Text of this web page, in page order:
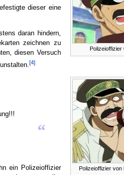
Polizeioffizier
dieser eine
daran hindern,
zeichnen zu
diesen Versuch
[4]
Polizeioffizier von
“
ein Polizeioffizier